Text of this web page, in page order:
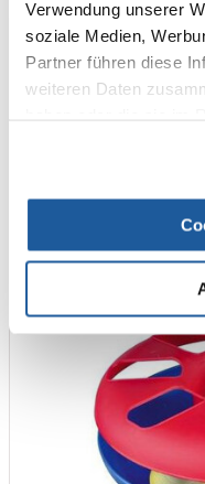
Verwendung unserer
soziale Medien,
Partner führen diese
weiteren Daten